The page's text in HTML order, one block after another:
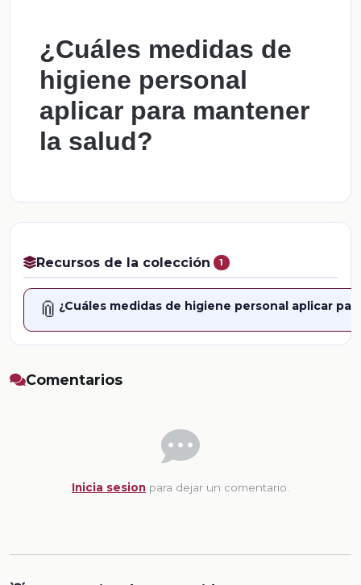
¿Cuáles medidas de
higiene personal
aplicar para mantener
la salud?
Recursos de la colección 1
📎 ¿Cuáles medidas de higiene personal aplicar
Comentarios
Inicia sesion para dejar un comentario.